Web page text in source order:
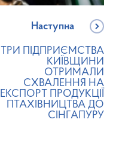
Наступна
ТРИ ПІДПРИЄМСТВА
КИЇВЩИНИ
ОТРИМАЛИ
СХВАЛЕННЯ НА
ЕКСПОРТ ПРОДУКЦІЇ
ПТАХІВНИЦТВА ДО
СІНГАПУРУ